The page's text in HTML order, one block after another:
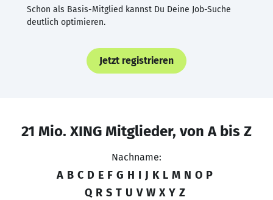
Schon als Basis-Mitglied kannst Du Deine Job-Suche
deutlich optimieren.
Jetzt registrieren
21 Mio. XING Mitglieder, von A bis Z
Nachname:
A B C D E F G H I J K L M N O P
Q R S T U V W X Y Z